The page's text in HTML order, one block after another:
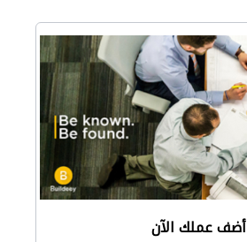
أضف عملك الآن